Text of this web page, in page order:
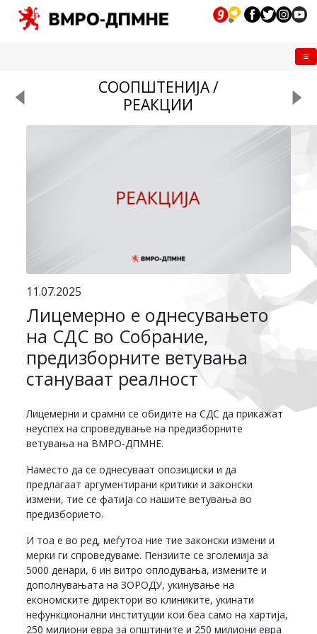
СООПШТЕНИЈА /
РЕАКЦИИ
11.07.2025
Лицемерно е однесувањето
на СДС во Собрание,
предизборните ветувања
стануваат реалност
Лицемерни и срамни се обидите на СДС да прикажат
неуспех на спроведување на предизборните
ветувања на ВМРО-ДПМНЕ.
Наместо да се однесуваат опозициски и да
предлагаат аргументирани критики и законски
измени, тие се фатија со нашите ветувања во
предизборието.
И тоа е во ред, меѓутоа ние тие законски измени и
мерки ги спроведуваме. Пензиите се зголемија за
5000 денари, 6 ин витро оплодувања, измените и
дополнувањата на ЗОРОДУ, укинување на
економските директори во клиниките, укинати
нефункционални институции кои беа само на хартија,
250 милиони евра за општините и 250 милиони евра